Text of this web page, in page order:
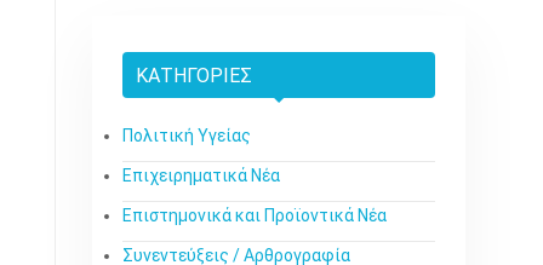
ΚΑΤΗΓΟΡΊΕΣ
Πολιτική Υγείας
Επιχειρηματικά Νέα
Επιστημονικά και Προϊοντικά Νέα
Συνεντεύξεις / Αρθρογραφία